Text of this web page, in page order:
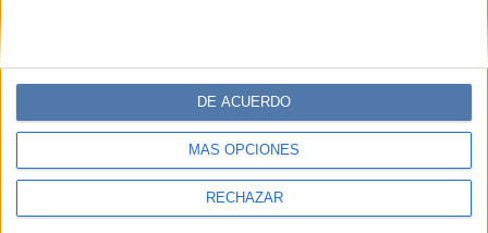
MÁS OPCIONES
RECHAZAR
DE ACUERDO